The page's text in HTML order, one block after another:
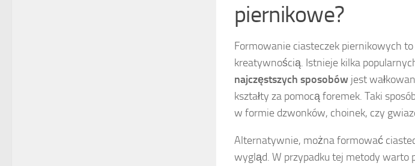
piernikowe?
Formowanie ciasteczek piernikowych
kreatywnością. Istnieje kilka
najczęstszych sposobów jest
kształty za pomocą foremek. Taki
w formie dzwonków, choinek, czy
Alternatywnie, można formować
wygląd. W przypadku tej metody warto